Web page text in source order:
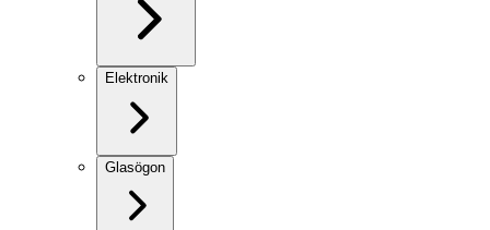
Elektronik
Glasögon